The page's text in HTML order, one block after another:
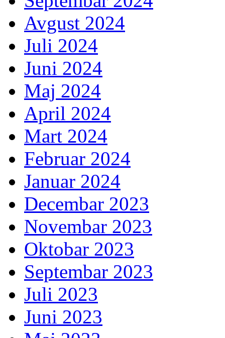
Avgust 2024
Juli 2024
Juni 2024
Maj 2024
April 2024
Mart 2024
Februar 2024
Januar 2024
Decembar 2023
Novembar 2023
Oktobar 2023
Septembar 2023
Juli 2023
Juni 2023